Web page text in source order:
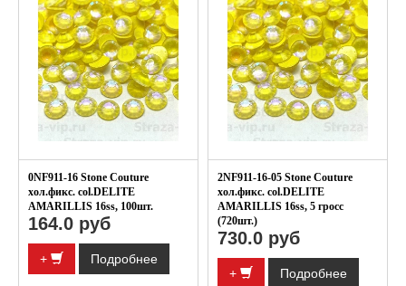
0NF911-16 Stone Couture
хол.фикс. col.DELITE
AMARILLIS 16ss, 100шт.
164.0 руб
+ Подробнее
2NF911-16-05 Stone Couture
хол.фикс. col.DELITE
AMARILLIS 16ss, 5 гросс
(720шт.)
730.0 руб
+ Подробнее